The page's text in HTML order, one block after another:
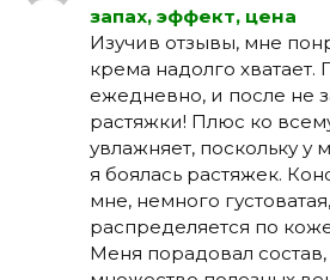
запах, эффект, цена
Изучив отзывы, мне
крема надолго хватает.
ежедневно, и после не
растяжки! Плюс ко
увлажняет, поскольку у
я боялась растяжек.
мне, немного
распределяется по
Меня порадовал